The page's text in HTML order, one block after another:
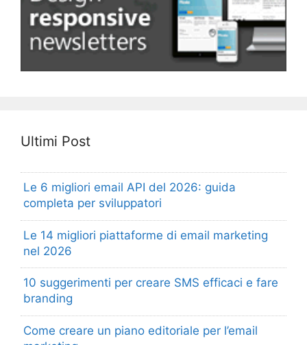
Ultimi Post
Le 6 migliori email API del 2026: guida
completa per sviluppatori
Le 14 migliori piattaforme di email marketing
nel 2026
10 suggerimenti per creare SMS efficaci e fare
branding
Come creare un piano editoriale per l’email